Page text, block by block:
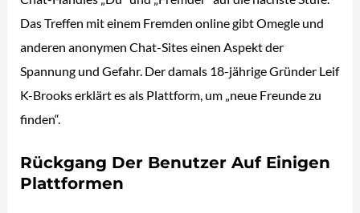
Das Treffen mit einem Fremden online gibt Omegle und
anderen anonymen Chat-Sites einen Aspekt der
Spannung und Gefahr. Der damals 18-jährige Gründer Leif
K-Brooks erklärt es als Plattform, um „neue Freunde zu
finden“.
Rückgang Der Benutzer Auf Einigen
Plattformen